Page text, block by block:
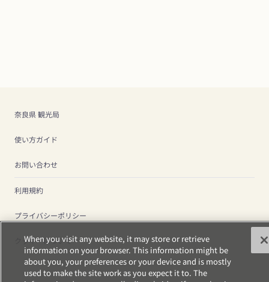
奈良県 観光局
使い方ガイド
お問い合わせ
利用規約
プライバシーポリシー
クッキーについて
When you visit any website, it may store or retrieve
information on your browser. This information might be
about you, your preferences or your device and is mostly
used to make the site work as you expect it to. The